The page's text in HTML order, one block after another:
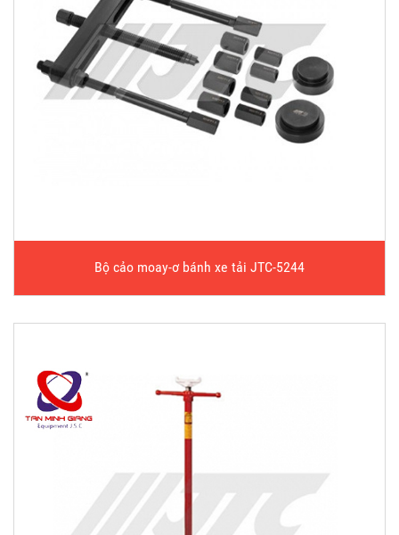
Bộ cảo moay-ơ bánh xe tải JTC-5244